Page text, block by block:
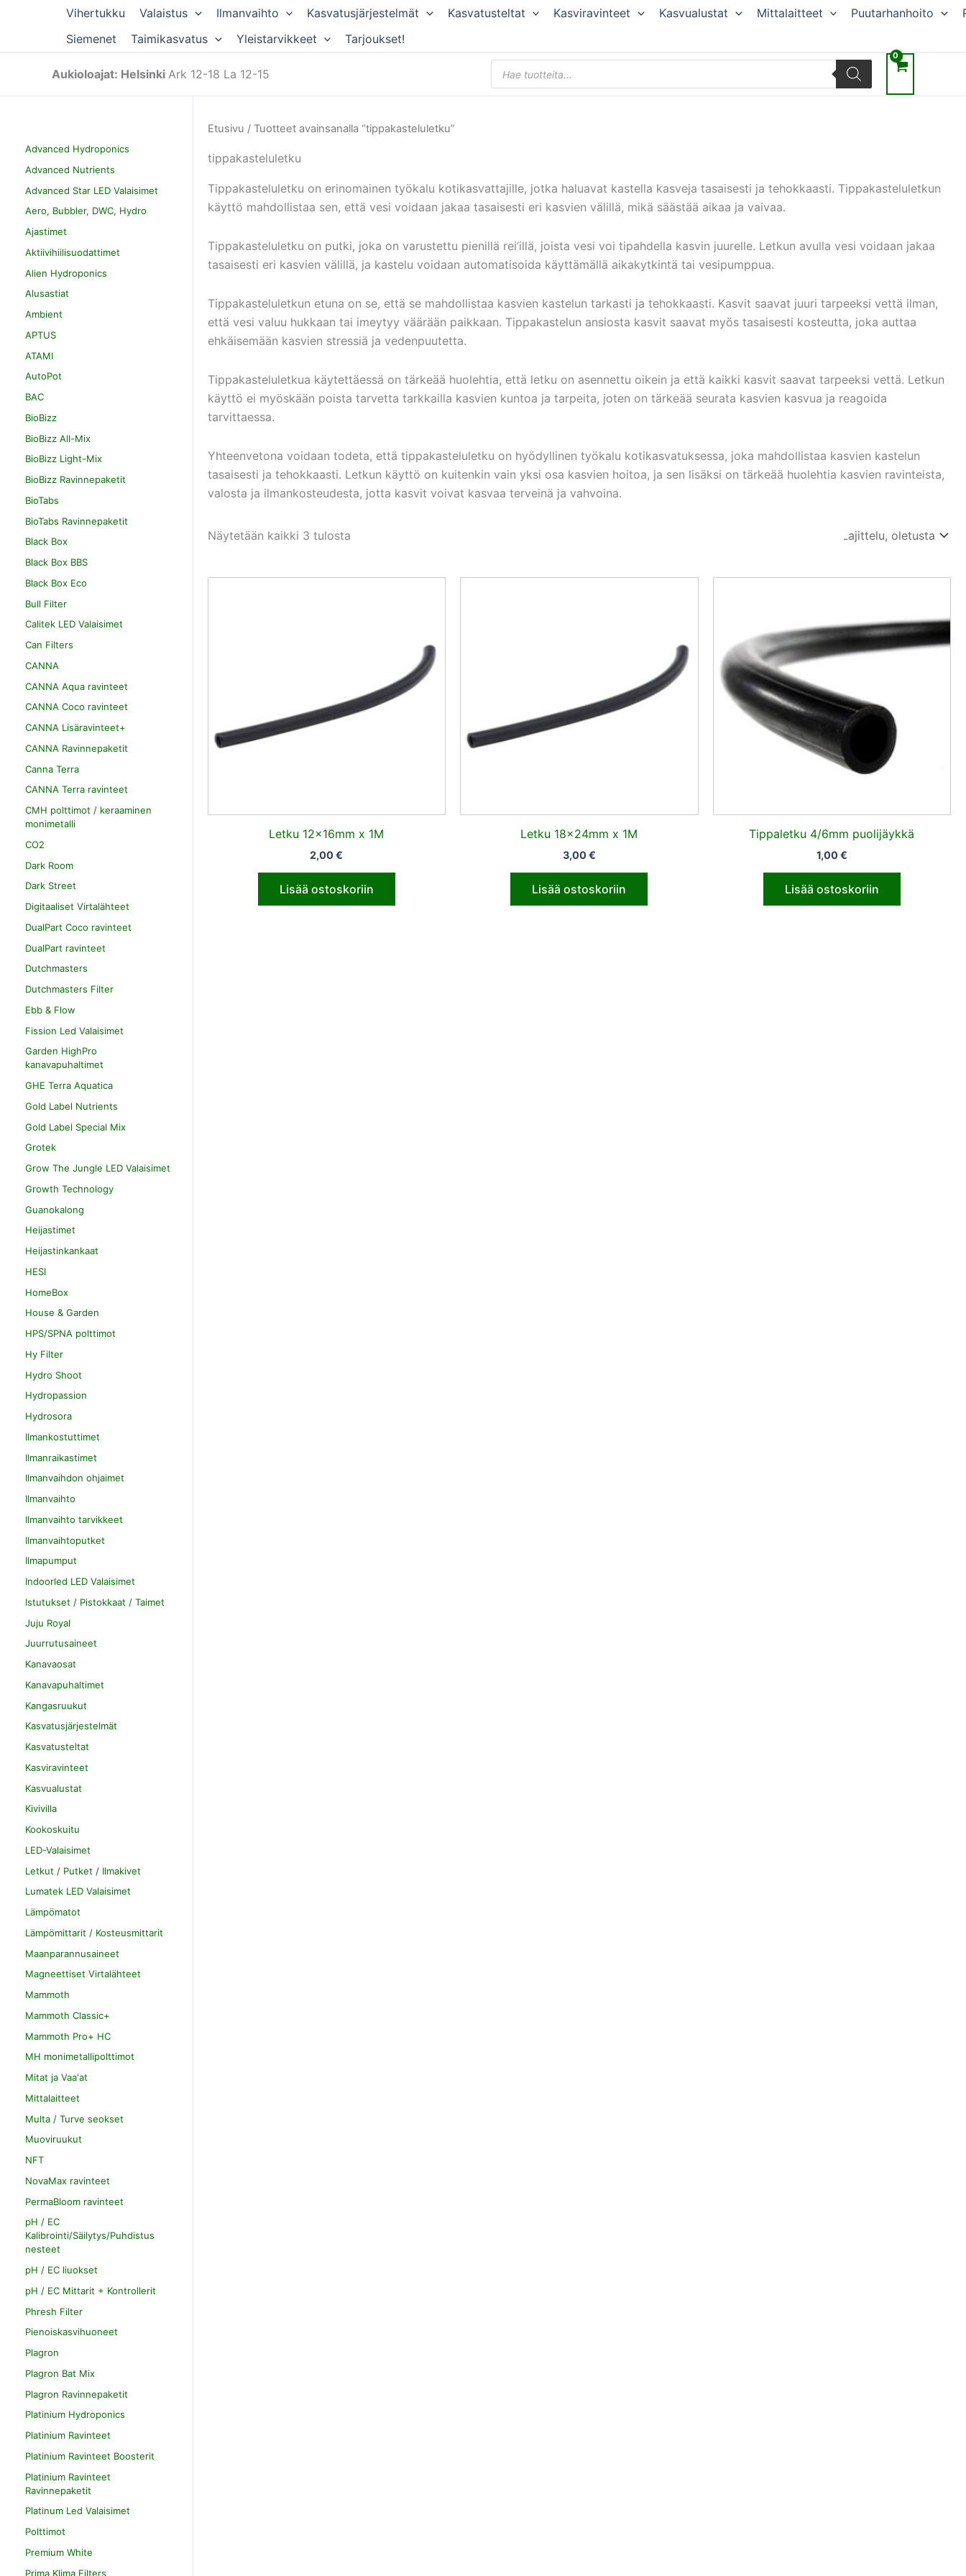
Vihertukku Valaistus Ilmanvaihto Kasvatusjärjestelmät Kasvatusteltat Kasviravinteet Kasvualustat Mittalaitteet Puutarhanhoito
Siemenet
Taimikasvatus Yleistarvikkeet Tarjoukset!
Aukioloajat: Helsinki Ark 12-18 La 12-15
Products
search
Advanced Hydroponics
Advanced Nutrients
Advanced Star LED Valaisimet
Aero, Bubbler, DWC, Hydro
Ajastimet
Aktiivihiilisuodattimet
Alien Hydroponics
Alusastiat
Ambient
APTUS
ATAMI
AutoPot
BAC
BioBizz
BioBizz All-Mix
BioBizz Light-Mix
BioBizz Ravinnepaketit
BioTabs
BioTabs Ravinnepaketit
Black Box
Black Box BBS
Black Box Eco
Bull Filter
Calitek LED Valaisimet
Can Filters
CANNA
CANNA Aqua ravinteet
CANNA Coco ravinteet
CANNA Lisäravinteet+
CANNA Ravinnepaketit
Canna Terra
CANNA Terra ravinteet
CMH polttimot / keraaminen
monimetalli
CO2
Dark Room
Dark Street
Digitaaliset Virtalähteet
DualPart Coco ravinteet
DualPart ravinteet
Dutchmasters
Dutchmasters Filter
Ebb & Flow
Fission Led Valaisimet
Garden HighPro
kanavapuhaltimet
GHE Terra Aquatica
Gold Label Nutrients
Gold Label Special Mix
Grotek
Grow The Jungle LED Valaisimet
Growth Technology
Guanokalong
Heijastimet
Heijastinkankaat
HESI
HomeBox
House & Garden
HPS/SPNA polttimot
Hy Filter
Hydro Shoot
Hydropassion
Hydrosora
Ilmankostuttimet
Ilmanraikastimet
Ilmanvaihdon ohjaimet
Ilmanvaihto
Ilmanvaihto tarvikkeet
Ilmanvaihtoputket
Ilmapumput
Indoorled LED Valaisimet
Istutukset / Pistokkaat / Taimet
Juju Royal
Juurrutusaineet
Kanavaosat
Kanavapuhaltimet
Kangasruukut
Kasvatusjärjestelmät
Kasvatusteltat
Kasviravinteet
Kasvualustat
Kivivilla
Kookoskuitu
LED-Valaisimet
Letkut / Putket / Ilmakivet
Lumatek LED Valaisimet
Lämpömatot
Lämpömittarit / Kosteusmittarit
Maanparannusaineet
Magneettiset Virtalähteet
Mammoth
Mammoth Classic+
Mammoth Pro+ HC
MH monimetallipolttimot
Mitat ja Vaa'at
Mittalaitteet
Multa / Turve seokset
Muoviruukut
NFT
NovaMax ravinteet
PermaBloom ravinteet
pH / EC
Kalibrointi/Säilytys/Puhdistus
nesteet
pH / EC liuokset
pH / EC Mittarit + Kontrollerit
Phresh Filter
Pienoiskasvihuoneet
Plagron
Plagron Bat Mix
Plagron Ravinnepaketit
Platinium Hydroponics
Platinium Ravinteet
Platinium Ravinteet Boosterit
Platinium Ravinteet
Ravinnepaketit
Platinum Led Valaisimet
Polttimot
Premium White
Prima Klima Filters
Etusivu / Tuotteet avainsanalla “tippakasteluletku”
tippakasteluletku
Tippakasteluletku on erinomainen työkalu kotikasvattajille, jotka haluavat kastella kasveja tasaisesti ja tehokkaasti. Tippakasteluletkun
käyttö mahdollistaa sen, että vesi voidaan jakaa tasaisesti eri kasvien välillä, mikä säästää aikaa ja vaivaa.
Tippakasteluletku on putki, joka on varustettu pienillä rei’illä, joista vesi voi tipahdella kasvin juurelle. Letkun avulla vesi voidaan jakaa
tasaisesti eri kasvien välillä, ja kastelu voidaan automatisoida käyttämällä aikakytkintä tai vesipumppua.
Tippakasteluletkun etuna on se, että se mahdollistaa kasvien kastelun tarkasti ja tehokkaasti. Kasvit saavat juuri tarpeeksi vettä ilman,
että vesi valuu hukkaan tai imeytyy väärään paikkaan. Tippakastelun ansiosta kasvit saavat myös tasaisesti kosteutta, joka auttaa
ehkäisemään kasvien stressiä ja vedenpuutetta.
Tippakasteluletkua käytettäessä on tärkeää huolehtia, että letku on asennettu oikein ja että kaikki kasvit saavat tarpeeksi vettä. Letkun
käyttö ei myöskään poista tarvetta tarkkailla kasvien kuntoa ja tarpeita, joten on tärkeää seurata kasvien kasvua ja reagoida
tarvittaessa.
Yhteenvetona voidaan todeta, että tippakasteluletku on hyödyllinen työkalu kotikasvatuksessa, joka mahdollistaa kasvien kastelun
tasaisesti ja tehokkaasti. Letkun käyttö on kuitenkin vain yksi osa kasvien hoitoa, ja sen lisäksi on tärkeää huolehtia kasvien ravinteista,
valosta ja ilmankosteudesta, jotta kasvit voivat kasvaa terveinä ja vahvoina.
Näytetään kaikki 3 tulosta
Letku 12x16mm x 1M
2,00€
Lisää ostoskoriin
Letku 18x24mm x 1M
3,00€
Lisää ostoskoriin
Tippaletku 4/6mm puolijäykkä
1,00€
Lisää ostoskoriin